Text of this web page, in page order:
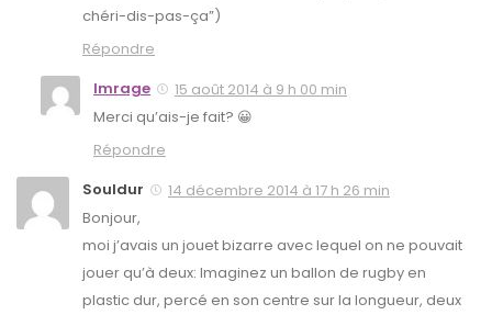
chéri-dis-pas-ça”)
Répondre
Imrage
15 août 2014 à 9 h 00 min
Merci qu’ais-je fait? 😀
Répondre
Souldur
14 décembre 2014 à 17 h 26 min
Bonjour,
moi j’avais un jouet bizarre avec lequel on ne pouvait
jouer qu’à deux: Imaginez un ballon de rugby en
plastic dur, percé en son centre sur la longueur, deux